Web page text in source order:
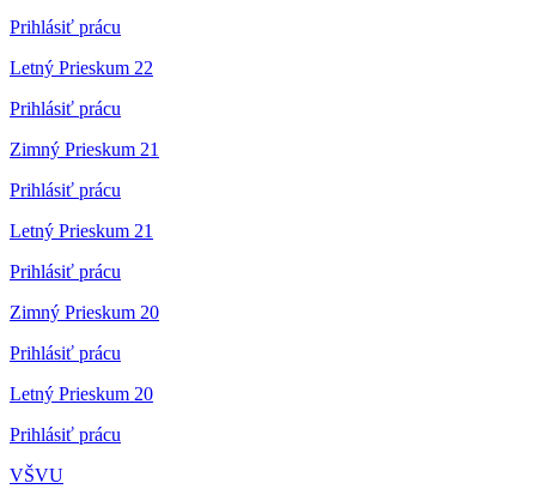
Prihlásiť prácu
Letný Prieskum 22
Prihlásiť prácu
Zimný Prieskum 21
Prihlásiť prácu
Letný Prieskum 21
Prihlásiť prácu
Zimný Prieskum 20
Prihlásiť prácu
Letný Prieskum 20
Prihlásiť prácu
VŠVU